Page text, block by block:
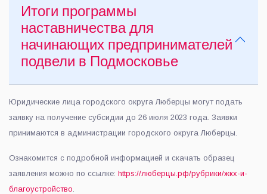
Итоги программы
наставничества для
начинающих предпринимателей
подвели в Подмосковье
Юридические лица городского округа Люберцы могут подать
заявку на получение субсидии до 26 июля 2023 года. Заявки
принимаются в администрации городского округа Люберцы.
Ознакомится с подробной информацией и скачать образец
заявления можно по ссылке: https://люберцы.рф/рубрики/жкх-и-
благоустройство.